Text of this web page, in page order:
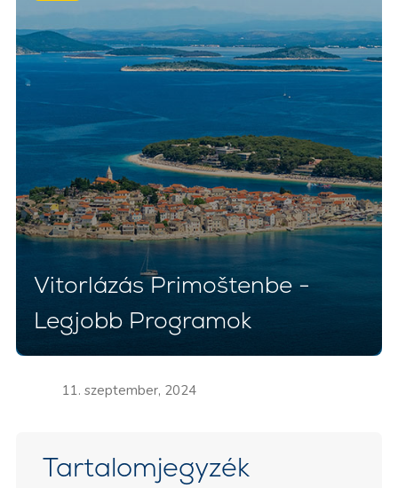
Vitorlázás Primoštenbe -
Legjobb Programok
11. szeptember, 2024
Tartalomjegyzék